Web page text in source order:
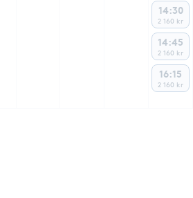
14:30
2 160 kr
14:45
2 160 kr
16:15
2 160 kr